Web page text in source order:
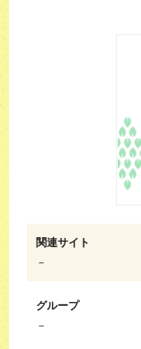
関連サイト
－
グループ
－